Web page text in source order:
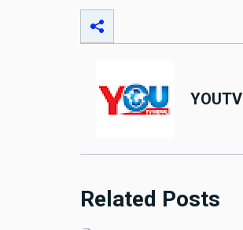
YOUTV
Related Posts